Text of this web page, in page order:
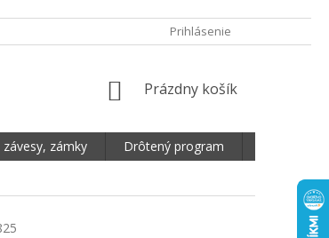
ÚDAJOV DOPRAVA A PLATBA
Prihlásenie
NÁKUPNÝ KOŠÍK
Prázdny košík
závesy, zámky Drôtený program